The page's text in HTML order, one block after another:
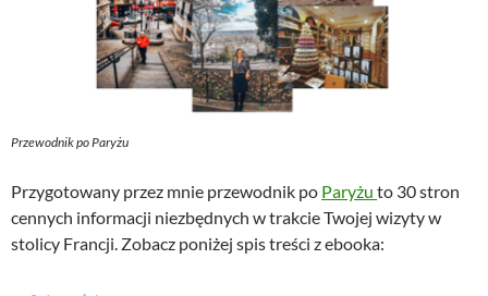
Przewodnik po Paryżu
Przygotowany przez mnie przewodnik po Paryżu to 30 stron
cennych informacji niezbędnych w trakcie Twojej wizyty w
stolicy Francji. Zobacz poniżej spis treści z ebooka: